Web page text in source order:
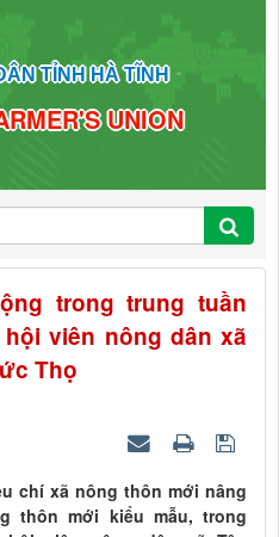
TỈNH HÀ TĨNH
UNION
trong trung tuần
viên nông dân xã
Thọ
chí xã nông thôn mới nâng
thôn mới kiểu mẫu, trong